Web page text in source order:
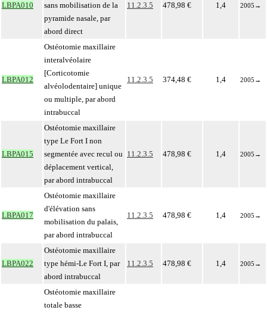
LBPA010
sans mobilisation de la
pyramide nasale, par
abord direct
11.2.3.5 478,98 € 1,4 2005 →
LBPA012
Ostéotomie maxillaire
interalvéolaire
[Corticotomie
alvéolodentaire] unique
ou multiple, par abord
intrabuccal
11.2.3.5 374,48 € 1,4 2005 →
LBPA015
Ostéotomie maxillaire
type Le Fort I non
segmentée avec recul ou
déplacement vertical,
par abord intrabuccal
11.2.3.5 478,98 € 1,4 2005 →
LBPA017
Ostéotomie maxillaire
d'élévation sans
mobilisation du palais,
par abord intrabuccal
11.2.3.5 478,98 € 1,4 2005 →
LBPA022
Ostéotomie maxillaire
type hémi-Le Fort I, par
abord intrabuccal
11.2.3.5 478,98 € 1,4 2005 →
Ostéotomie maxillaire
totale basse